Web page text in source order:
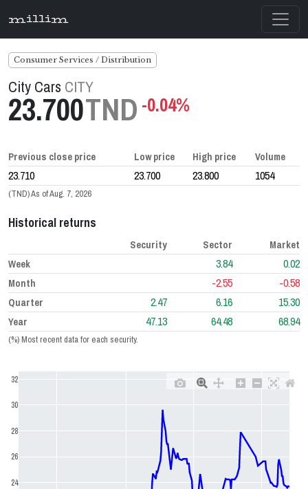
millim
Consumer Services / Distribution
City Cars CITY
23.700TND -0.04%
(TND) As of Aug. 7, 2026
Previous close price Low price High price Volume
23.710 23.700 23.800 1054
Historical returns
(%) Most recent data for each security.
Security Sector
Market
Week
3.84 0.02
Month -2.55 -0.58
Quarter 2.47 6.16 15.30
Year 47.13 64.48 68.94
24
26
28
30
32